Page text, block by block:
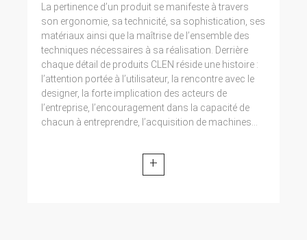
La pertinence d’un produit se manifeste à travers
son ergonomie, sa technicité, sa sophistication, ses
matériaux ainsi que la maîtrise de l’ensemble des
techniques nécessaires à sa réalisation. Derrière
chaque détail de produits CLEN réside une histoire :
l’attention portée à l’utilisateur, la rencontre avec le
designer, la forte implication des acteurs de
l’entreprise, l’encouragement dans la capacité de
chacun à entreprendre, l’acquisition de machines...
+